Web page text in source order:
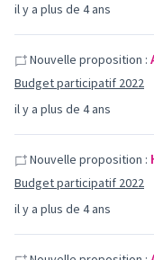
il y a plus de 4 ans
il y a plus de 4 ans
Nouvelle proposition :
Budget participatif 2022
il y a plus de 4 ans
Nouvelle proposition :
Budget participatif 2022